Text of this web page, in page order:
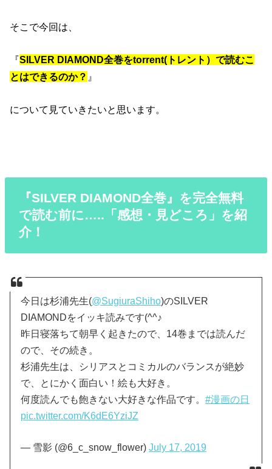
そこで今回は、
『SILVER DIAMOND全巻をtorrent(トレント）で読むこ
とはできるのか？ 』
について見ていきたいと思います。
『SILVER DIAMOND全巻』を完全無料
で読む前に…..「感想・見どころ」を紹
介！
今日は杉浦先生(@SugiuraShiho)のSILVER
DIAMONDをイッキ読みです(^^♪
昨日寝落ちて朝早く起きたので、14巻までは読んだ
ので、その続き。
杉浦先生は、シリアスとコミカルのバランスが絶妙
で、とにかく面白い！絵も大好き。
何度読んでも飽きない大好きな作品です。#漫画の日
pic.twitter.com/K6dE6YziJZ
— 雪影 (@6_c_snow_flower)July 17, 2019